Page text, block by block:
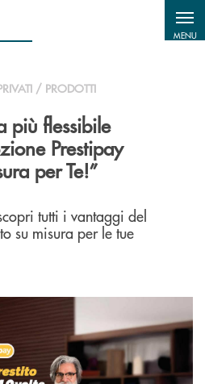
MENU
/ PRODOTTI
più flessibile
Prestipay
per Te!”
tutti i vantaggi del
su misura per le tue